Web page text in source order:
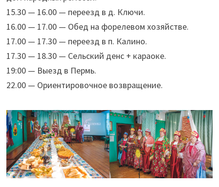
15.30 — 16.00 — переезд в д. Ключи.
16.00 — 17.00 — Обед на форелевом хозяйстве.
17.00 — 17.30 — переезд в п. Калино.
17.30 — 18.30 — Сельский денс + караоке.
19:00 — Выезд в Пермь.
22.00 — Ориентировочное возвращение.